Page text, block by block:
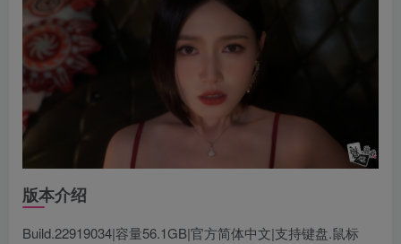
版本介绍
Build.22919034|容量56.1GB|官方简体中文|支持键盘.鼠标